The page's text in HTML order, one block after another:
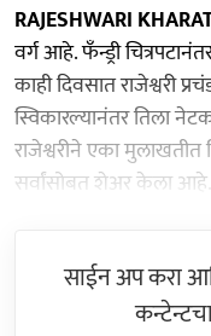
RAJESHWARI
वर्ग आहे. फँन्ड्री
काही दिवसात राजेश्वरी
स्विकारल्यानंतर तिला
राजेश्वरीने एका
सर्वांसोबत शेअर केला आहे.
साईन अप करा